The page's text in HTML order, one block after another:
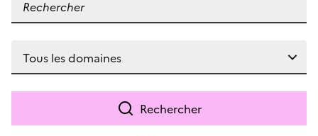
Rechercher